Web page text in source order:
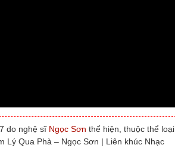
do nghệ sĩ Ngọc Sơn thể hiện, thuộc thể loại
Lý Qua Phà – Ngọc Sơn | Liên khúc Nhạc